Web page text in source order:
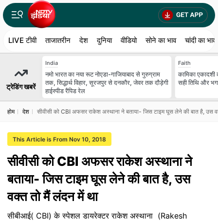
LIVE टीवी ताजातरीन देश दुनिया वीडियो सोने का भाव चांदी का भाव
ट्रेडिंग खबरें
India
नमो भारत का नया रूट नोएडा-गाजियाबाद से गुरुग्राम
तक, सिद्धार्थ विहार, सूरजपुर से दनकौर, जेवर तक दौड़ेगी
हाईस्पीड रैपिड रेल
Faith
कामिका
सही तिथि और
होम देश सीवीसी को CBI अफसर राकेश अस्थाना ने बताया- जिस टाइम घूस लेने की बात है, उस
This Article is From Nov 10, 2018
सीवीसी को CBI अफसर राकेश अस्थाना ने
बताया- जिस टाइम घूस लेने की बात है, उस
वक्त तो मैं लंदन में था
सीबीआई( CBI) के स्पेशल डायरेक्टर राकेश अस्थाना (Rakesh